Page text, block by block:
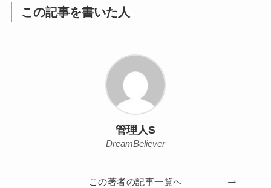
この記事を書いた人
管理人S
DreamBeliever
この著者の記事一覧へ